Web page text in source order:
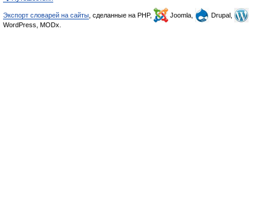
Экспорт словарей на сайты , сделанные на PHP, Joomla,
Drupal,
WordPress, MODx.